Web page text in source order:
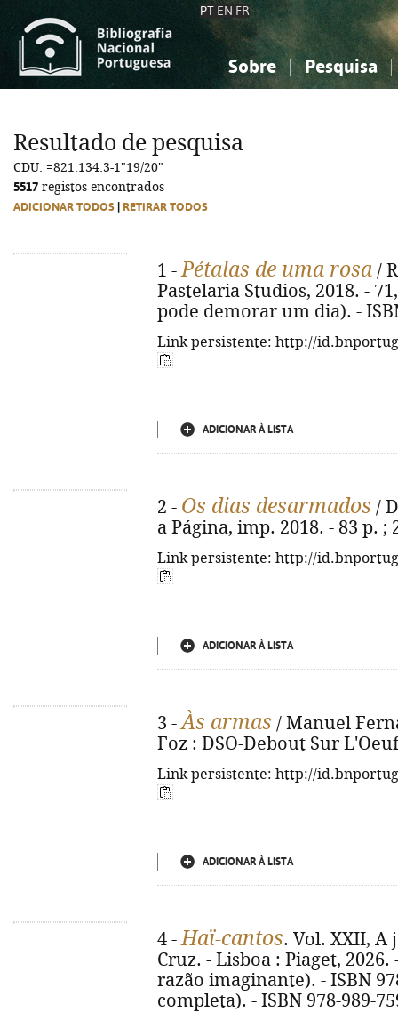
PT EN FR
Sobre Pesquisa
Ciências sociais...
Ciências sociais...
Resultado de pesquisa
CDU: =821.134.3-1"19/20"
5517 registos encontrados
ADICIONAR TODOS RETIRAR TODOS
1 -Pétalas de uma rosa /
Pastelaria Studios, 2018. -
pode demorar um dia). -
Link persistente: http://
ADICIONAR À LISTA
2 - Os dias desarmados /
a Página, imp. 2018. - 83 p. ;
Link persistente: http://
ADICIONAR À LISTA
3 -Às armas / Manuel
Foz : DSO-Debout Sur
Link persistente: http://
ADICIONAR À LISTA
4 -Haï-cantos. Vol. XXII,
Cruz. - Lisboa : Piaget,
razão imaginante). - ISBN
completa). - ISBN 978-989-